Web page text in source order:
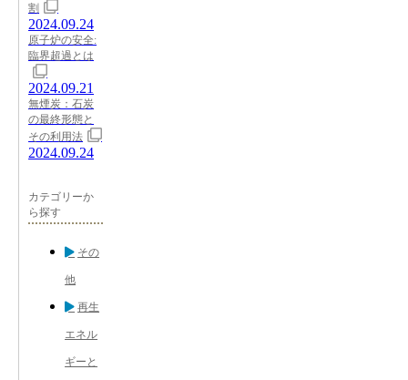
割
2024.09.24
原子炉の安全:
臨界超過とは
2024.09.21
無煙炭：石炭
の最終形態と
その利用法
2024.09.24
カテゴリーか
ら探す
その
他
再生
エネル
ギーと